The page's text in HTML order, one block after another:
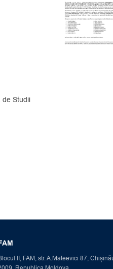
de Studii
II, FAM, str. A.Mateevici 87,